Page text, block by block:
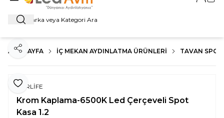
Ara
ANA SAYFA İÇ MEKAN AYDINLATMA ÜRÜNLERI TAVAN SPOT
Favoriye Ekle
Paylaş
FORLİFE
Krom Kaplama-6500K Led Çerçeveli Spot
Kasa 1.2